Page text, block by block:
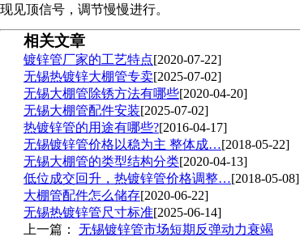
现见顶信号，调节慢慢进行。
相关文章
镀锌管厂家的工艺特点[2020-07-22]
无锡热镀锌大棚管专卖[2025-07-02]
无锡大棚管除锈方法有哪些[2020-04-20]
无锡大棚管配件安装[2025-07-02]
热镀锌管的用途有哪些?[2016-04-17]
无锡镀锌管价格以稳为主 整体成…[2018-05-22]
无锡大棚管的类型结构分类[2020-04-13]
低位成交回升，热镀锌管价格调整…[2018-05-08]
大棚管配件怎么储存[2020-06-22]
无锡热镀锌管尺寸标准[2025-06-14]
上一篇： 无锡镀锌管市场短期反弹动力衰竭